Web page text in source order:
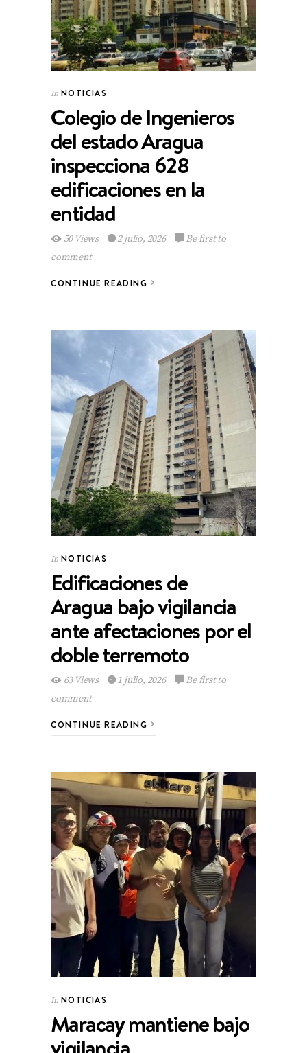
In NOTICIAS
Colegio de Ingenieros
del estado Aragua
inspecciona 628
edificaciones en la
entidad
50 Views 2 julio, 2026
Be first to
comment
CONTINUE READING
In NOTICIAS
Edificaciones de
Aragua bajo vigilancia
ante afectaciones por el
doble terremoto
63 Views 1 julio, 2026
Be first to
comment
CONTINUE READING
In NOTICIAS
Maracay mantiene bajo